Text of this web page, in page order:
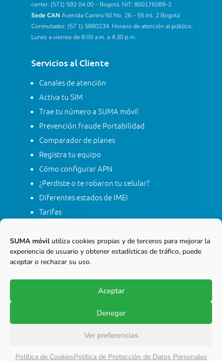
SUMA móvilutiliza cookies propias y de terceros para mejorar la
experiencia de usuario y obtener estadísticas de tráfico, puede
aceptar o rechazar su uso.
Aceptar
Denegar
Ver preferencias
Política de CookiesPolítica de Protección de Datos Personales
center: (571) 592 04 00 – Bogotá. NIT: 800176089-2
Sede CAN Avenida Carrera 50 No. 26 – 55 Int. 2 Bogotá
Conmutador: (57 1) 5880234. Horario de atención al público:
Lunes a viernes de 8:00 a.m. a 4:30 p.m.
Servicios al Cliente
Canales de atención
Activa tu SIM
Trae tu número a SUMA móvil
Prevención fraude Portabilidad
Comparador de planes
Registra tu equipo
Cómo configurar APN
¿Perdiste o te robaron tu celular?
Diferentes estados de IMEI
Tarifas
Apagón red móvil 2G
01 8000 415 268
Todos los derechos reservados.